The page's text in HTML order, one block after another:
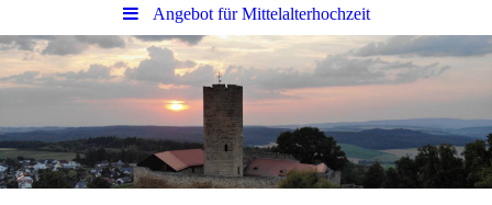
Angebot für Mittelalterhochzeit